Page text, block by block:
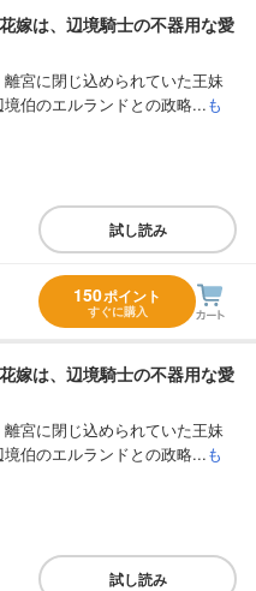
嫁は、辺境騎士の不器用な愛
宮に閉じ込められていた王妹
境伯のエルランドとの政略...も
試し読み
150ポイント
すぐに購入
嫁は、辺境騎士の不器用な愛
宮に閉じ込められていた王妹
境伯のエルランドとの政略...も
試し読み